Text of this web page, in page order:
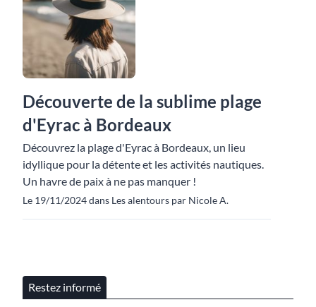
Découverte de la sublime plage
d'Eyrac à Bordeaux
Découvrez la plage d'Eyrac à Bordeaux, un lieu
idyllique pour la détente et les activités nautiques.
Un havre de paix à ne pas manquer !
Le 19/11/2024 dans Les alentours par Nicole A.
Restez informé